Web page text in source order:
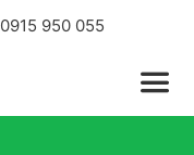
0915 950 055